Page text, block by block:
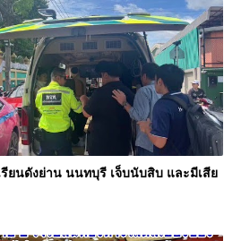
รียนดังย่าน นนทบุรี เจ็บนับสิบ และมีเสีย